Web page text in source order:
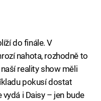
do finále. V
nahota, rozhodně to
reality show měli
pokusí dostat
i Daisy – jen bude